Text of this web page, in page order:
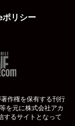
リシー
作権を保有する刊行
を元に株式会社アカ
するサイトとなって